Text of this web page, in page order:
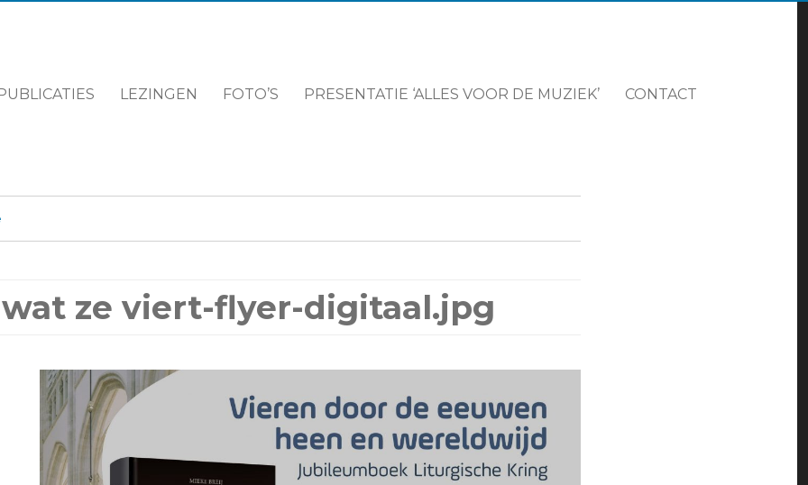
LEZINGEN FOTO’S PRESENTATIE ‘ALLES VOOR DE MUZIEK’ CONTACT
ze viert-flyer-digitaal.jpg